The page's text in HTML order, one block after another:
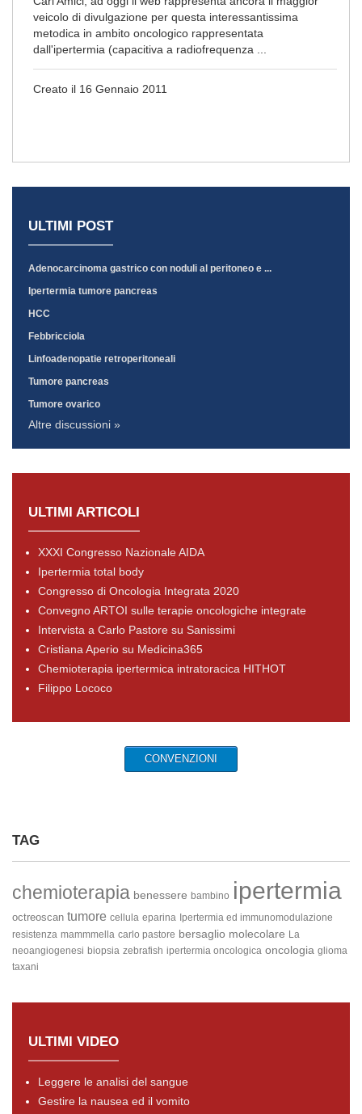
veicolo di divulgazione per questa interessantissima
metodica in ambito oncologico rappresentata
dall'ipertermia (capacitiva a radiofrequenza ...
Creato il 16 Gennaio 2011
ULTIMI POST
Adenocarcinoma gastrico con noduli al peritoneo e ...
Ipertermia tumore pancreas
HCC
Febbricciola
Linfoadenopatie retroperitoneali
Tumore pancreas
Tumore ovarico
Altre discussioni »
ULTIMI ARTICOLI
XXXI Congresso Nazionale AIDA
Ipertermia total body
Congresso di Oncologia Integrata 2020
Convegno ARTOI sulle terapie oncologiche integrate
Intervista a Carlo Pastore su Sanissimi
Cristiana Aperio su Medicina365
Chemioterapia ipertermica intratoracica HITHOT
Filippo Lococo
CONVENZIONI
TAG
chemioterapia benessere bambino ipertermia
octreoscan tumore cellula eparina Ipertermia ed immunomodulazione
resistenza mammmella carlo pastore bersaglio molecolare La
neoangiogenesi biopsia zebrafish ipertermia oncologica oncologia glioma
taxani
ULTIMI VIDEO
Leggere le analisi del sangue
Gestire la nausea ed il vomito